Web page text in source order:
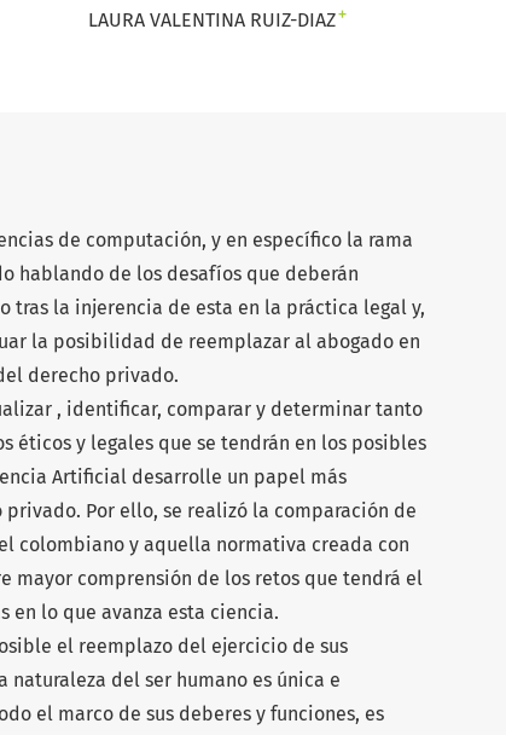
LAURA VALENTINA RUIZ-DIAZ+
de computación, y en específico la rama
hablando de los desafíos que deberán
tras la injerencia de esta en la práctica legal y,
la posibilidad de reemplazar al abogado en
derecho privado.
, identificar, comparar y determinar tanto
éticos y legales que se tendrán en los posibles
Artificial desarrolle un papel más
Por ello, se realizó la comparación de
colombiano y aquella normativa creada con
mayor comprensión de los retos que tendrá el
en lo que avanza esta ciencia.
el reemplazo del ejercicio de sus
naturaleza del ser humano es única e
el marco de sus deberes y funciones, es